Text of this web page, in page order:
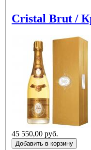
Cristal Brut /
45 550,00 руб.